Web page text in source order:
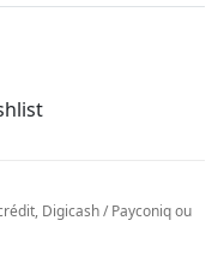
Digicash / Payconiq ou